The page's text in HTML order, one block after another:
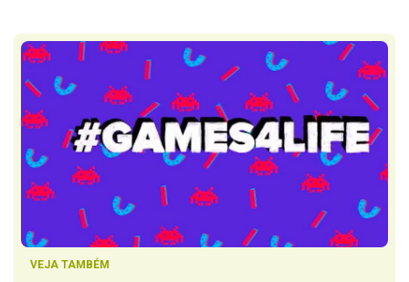
VEJA TAMBÉM